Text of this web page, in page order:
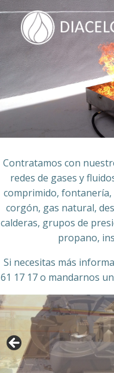
Contratamos con
redes de gases y
comprimido,
corgón, gas natural,
calderas, grupos de
propano,
Si necesitas más
61 17 17 o mandarnos